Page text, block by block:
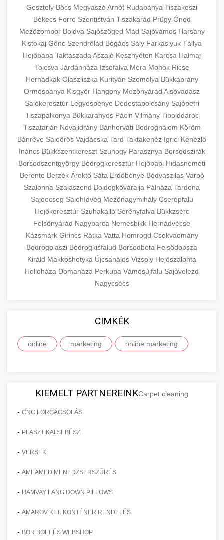
Gesztely Bőcs MegyaszóArnót Rudabánya Tiszakeszi
Bekecs Forró Szentistván Tiszakarád Prügy Ónod
Mezőzombor Boldva Sajószöged Mád Sajóvámos Harsány
Kistokaj Gönc Szendrőlád Bogács Sály Farkaslyuk Tállya
Hejőbába Taktaszada Aszaló Kesznyéten Karcsa Halmaj
Tolcsva Járdánháza Izsófalva Méra Monok Ricse
Hernádkak Olaszliszka Kurityán Szomolya Bükkábrány
Ormosbánya Kisgyőr Hangony Mezőnyárád Alsóvadász
Sajókeresztúr Legyesbénye Dédestapolcsány Sajópetri
Tiszapalkonya Bükkaranyos Pácin Vilmány Tibolddaróc
Tiszatarján Novajidrány Bánhorváti Bodroghalom Köröm
Bánréve Sajóörös Vajdácska Tard Taktakenéz Igrici Kenézlő
Ináncs Bükkszentkereszt Szuhogy Parasznya Borsodszirák
Borsodszentgyörgy Bodrogkeresztúr Hejőpapi Hidasnémeti
Berente Berzék Ároktő Sáta Erdőbénye Bódvaszilas Varbó
Szalonna Szalaszend Boldogkőváralja Pálháza Tardona
Sajóecseg Sajóhídvég Mezőnagymihály Cserépfalu
Hejőkeresztúr Szuhakálló Serényfalva Bükkzsérc
Felsőnyárád Nagybarca Nemesbikk Hernádvécse
Kázsmárk Girincs Rátka Vatta Homrogd Csokvaomány
Bodrogolaszi Bodrogkisfalud Borsodbóta Felsődobsza
Királd Makkoshotyka Újcsanálos Vizsoly Hejőszalonta
Hollóháza Domaháza Perkupa Vámosújfalu Sajóvelezd
Nagycsécs
CIMKÉK
online marketing online marketing
KIEMELT PARTNEREINKCarpet cleaning
- CNC FORGÁCSOLÁS
- PLASZTIKAI SEBÉSZ
- VERSEK
- AMEAMED MENEDZSERSZŰRÉS
- HAMVAY LANG DOWN PILLOWS
- AMAROV KFT. KONTÉNER RENDELÉS
- BOR BOLT ÉS WEBSHOP